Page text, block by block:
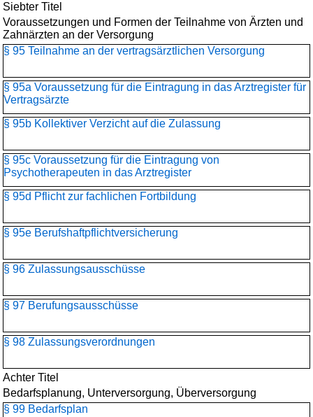
Siebter Titel
Voraussetzungen und Formen der Teilnahme von Ärzten und
Zahnärzten an der Versorgung
§ 95 Teilnahme an der vertragsärztlichen Versorgung
§ 95a Voraussetzung für die Eintragung in das Arztregister für
Vertragsärzte
§ 95b Kollektiver Verzicht auf die Zulassung
§ 95c Voraussetzung für die Eintragung von
Psychotherapeuten in das Arztregister
§ 95d Pflicht zur fachlichen Fortbildung
§ 95e Berufshaftpflichtversicherung
§ 96 Zulassungsausschüsse
§ 97 Berufungsausschüsse
§ 98 Zulassungsverordnungen
Achter Titel
Bedarfsplanung, Unterversorgung, Überversorgung
§ 99 Bedarfsplan